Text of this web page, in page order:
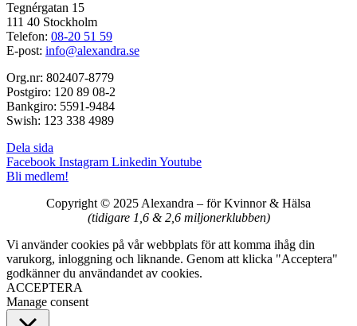
Tegnérgatan 15
111 40 Stockholm
Telefon: 08-20 51 59
E-post: info@alexandra.se
Org.nr: 802407-8779
Postgiro: 120 89 08-2
Bankgiro: 5591-9484
Swish: 123 338 4989
Dela sida
Facebook Instagram Linkedin Youtube
Bli medlem!
Copyright © 2025 Alexandra – för Kvinnor & Hälsa
(tidigare 1,6 & 2,6 miljonerklubben)
Vi använder cookies på vår webbplats för att komma ihåg din
varukorg, inloggning och liknande. Genom att klicka "Acceptera"
godkänner du användandet av cookies.
ACCEPTERA
Manage consent